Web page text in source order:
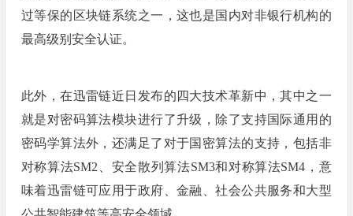
过等保的区块链系统之一，这也是国内对非银行机构的
最高级别安全认证。
此外，在迅雷链近日发布的四大技术革新中，其中之一
就是对密码算法模块进行了升级，除了支持国际通用的
密码学算法外，还满足了对于国密算法的支持，包括非
对称算法SM2、安全散列算法SM3和对称算法SM4，意
味着迅雷链可应用于政府、金融、社会公共服务和大型